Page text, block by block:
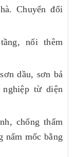
Chuyển đổi
nối thêm
dầu, sơn bả
từ diện
chống thấm
nấm mốc bằng